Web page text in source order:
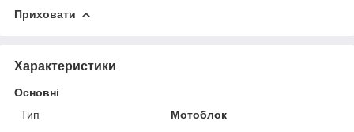
Приховати
Характеристики
Основні
Тип
Мотоблок